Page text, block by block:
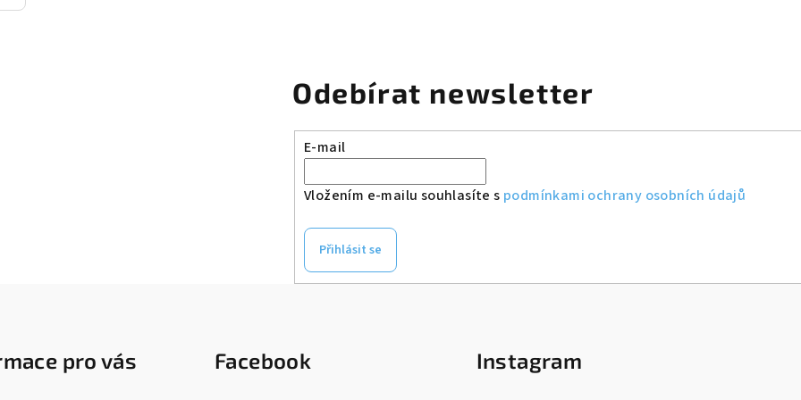
Odebírat newsletter
E-mail
Vložením e-mailu souhlasíte s podmínkami ochrany osobních údajů
Přihlásit se
pro vás Facebook Instagram